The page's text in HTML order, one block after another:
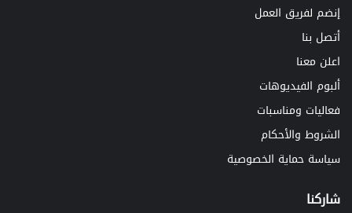
إنضم لفريق العمل
أتصل بنا
اعلن معنا
ألبوم الفيديوهات
فعاليات ومناسبات
الشروط والأحكام
سياسة حماية الخصوصية
شاركنا